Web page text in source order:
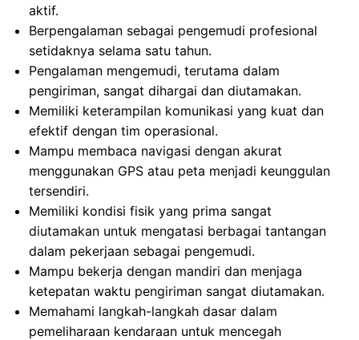
aktif.
Berpengalaman sebagai pengemudi profesional
setidaknya selama satu tahun.
Pengalaman mengemudi, terutama dalam
pengiriman, sangat dihargai dan diutamakan.
Memiliki keterampilan komunikasi yang kuat dan
efektif dengan tim operasional.
Mampu membaca navigasi dengan akurat
menggunakan GPS atau peta menjadi keunggulan
tersendiri.
Memiliki kondisi fisik yang prima sangat
diutamakan untuk mengatasi berbagai tantangan
dalam pekerjaan sebagai pengemudi.
Mampu bekerja dengan mandiri dan menjaga
ketepatan waktu pengiriman sangat diutamakan.
Memahami langkah-langkah dasar dalam
pemeliharaan kendaraan untuk mencegah